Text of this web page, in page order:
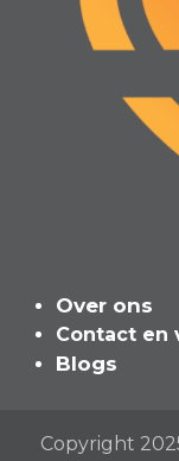
Over ons
Contact en
Blogs
Copyright